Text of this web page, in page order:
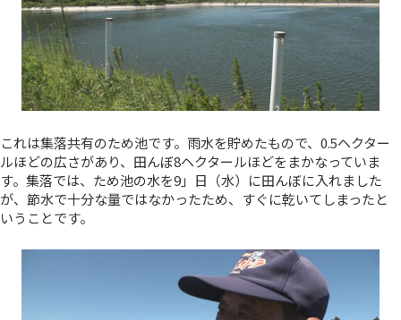
これは集落共有のため池です。雨水を貯めたもので、0.5ヘクター
ルほどの広さがあり、田んぼ8ヘクタールほどをまかなっていま
す。集落では、ため池の水を9」日（水）に田んぼに入れました
が、節水で十分な量ではなかったため、すぐに乾いてしまったと
いうことです。